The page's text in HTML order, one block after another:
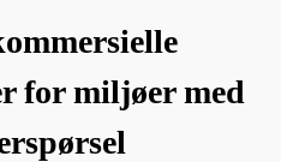
for miljøer med